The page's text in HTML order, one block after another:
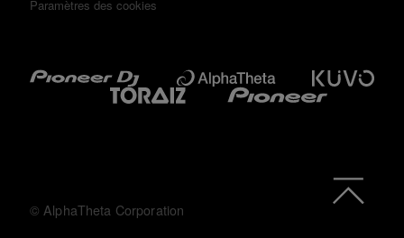
Paramètres des cookies
© AlphaTheta Corporation